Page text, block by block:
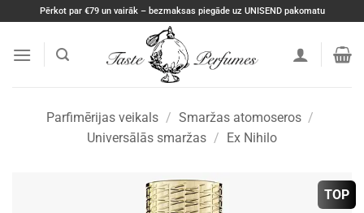
content
Pērkot par €79 un vairāk – bezmaksas piegāde uz UNISEND pakomatu
Parfimērijas veikals / Smaržas atomoseros /
Universālās smaržas / Ex Nihilo
TOP